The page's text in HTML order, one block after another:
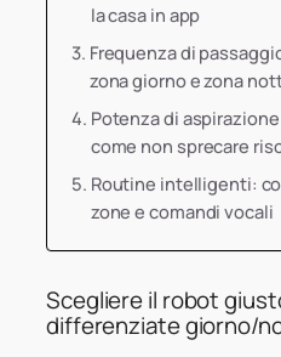
la casa in app
Frequenza di
zona giorno e zona
Potenza di
come non sprecare
Routine intelligenti:
zone e comandi vocali
Scegliere il robot
differenziate giorno/